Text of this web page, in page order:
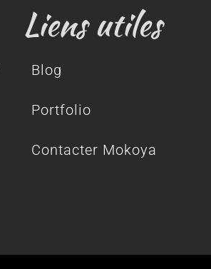
Liens utiles
Blog
Portfolio
Contacter Mokoya